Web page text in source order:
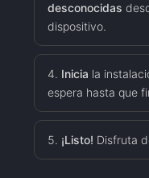
desconocidas
dispositivo.
Inicia la
espera hasta que
¡Listo! Disfruta